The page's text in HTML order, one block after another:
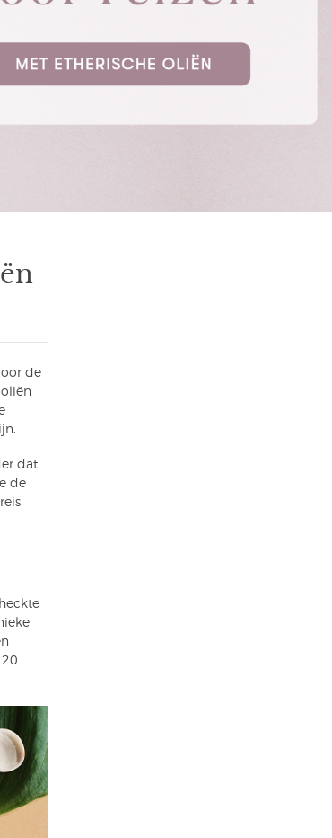
de
dat
de